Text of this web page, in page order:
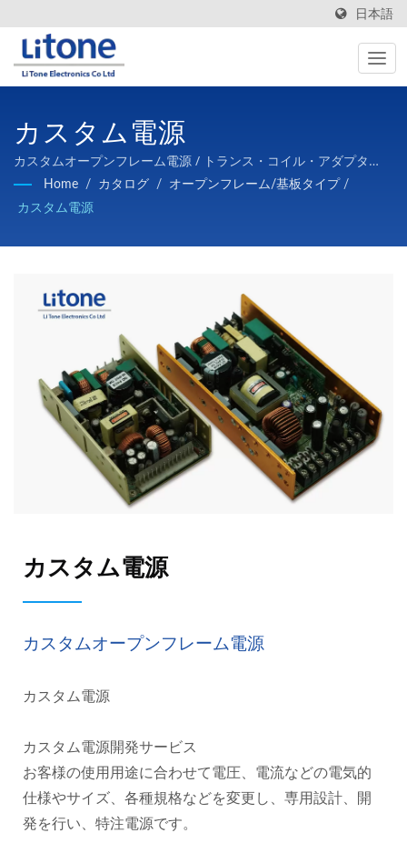
日本語
カスタム電源
カスタムオープンフレーム電源 / トランス・コイル・アダプタ
ー・オープン電源・カスタム電源、バッテリ充電器などの開発、
設計、製造と販売
Home / カタログ / オープンフレーム/基板タイプ /
カスタム電源
カスタム電源
カスタムオープンフレーム電源
カスタム電源
カスタム電源開発サービス
お客様の使用用途に合わせて電圧、電流などの電気的
仕様やサイズ、各種規格などを変更し、専用設計、開
発を行い、特注電源です。